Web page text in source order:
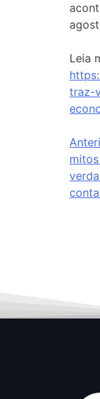
Leia
traz-